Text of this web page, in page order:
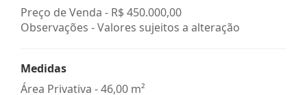
Preço de Venda - R$ 450.000,00
Observações - Valores sujeitos a alteração
Medidas
Área Privativa - 46,00 m²